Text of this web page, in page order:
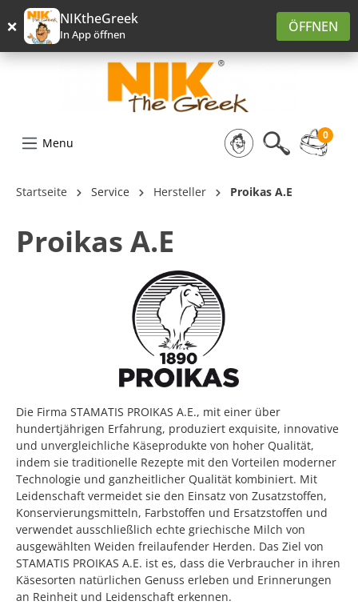
springen
× NIKtheGreek
In App öffnen ÖFFNEN
Menu
0
Startseite Service Hersteller Proikas A.E
Proikas A.E
Die Firma STAMATIS PROIKAS A.E., mit einer über
hundertjährigen Erfahrung, produziert exquisite, innovative
und unvergleichliche Käseprodukte von hoher Qualität,
indem sie traditionelle Rezepte mit den Vorteilen moderner
Technologie und ganzheitlicher Qualität kombiniert. Mit
Leidenschaft vermeidet sie den Einsatz von Zusatzstoffen,
Konservierungsmitteln, Farbstoffen und Ersatzstoffen und
verwendet ausschließlich echte griechische Milch von
ausgewählten Weiden freilaufender Herden. Das Ziel von
STAMATIS PROIKAS A.E. ist es, dass die Verbraucher in ihren
Käsesorten natürlichen Genuss erleben und Erinnerungen
an Reinheit und Leidenschaft erkennen.